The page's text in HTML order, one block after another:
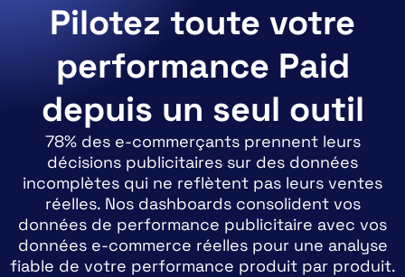
Pilotez toute votre
performance Paid
depuis un seul outil
78% des e-commerçants prennent leurs
décisions publicitaires sur des données
incomplètes qui ne reflètent pas leurs ventes
réelles. Nos dashboards consolident vos
données de performance publicitaire avec vos
données e-commerce réelles pour une analyse
fiable de votre performance produit par produit.